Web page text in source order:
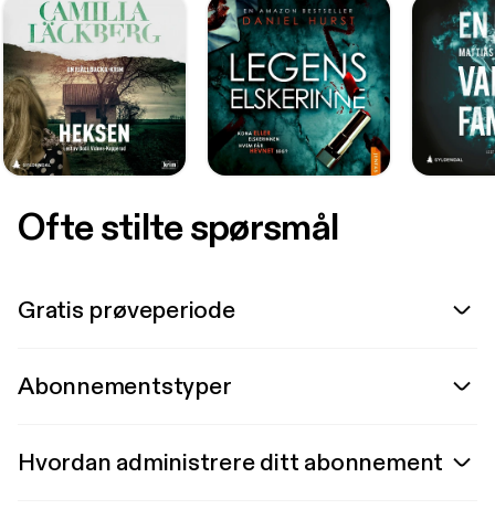
Ofte stilte spørsmål
Gratis prøveperiode
Abonnementstyper
Hvordan administrere ditt abonnement